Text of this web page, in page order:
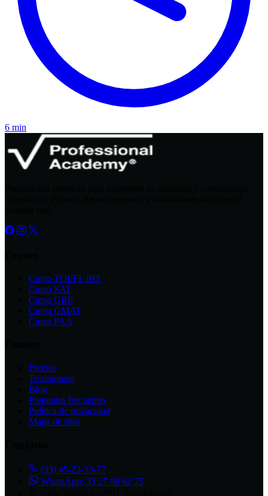
6 min
Curso TOEFL iBT
Curso SAT
Curso GRE
Curso GMAT
Curso PAA
Precios
Testimonios
Blog
Preguntas frecuentes
Política de privacidad
Mapa de sitio
(33) 45-23-33-77
WhatsApp: 33 27 98 62 75